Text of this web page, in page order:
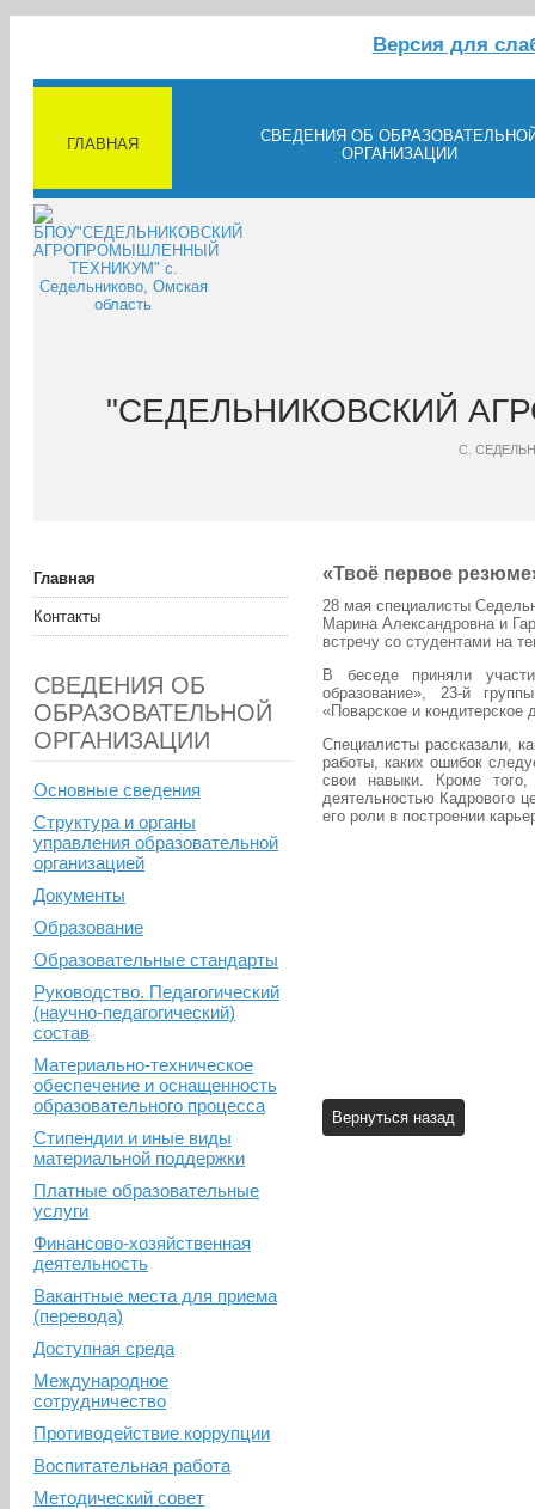
Версия для
ГЛАВНАЯ
СВЕДЕНИЯ ОБ
ОРГАНИЗАЦИИ
"СЕДЕЛЬНИКОВСКИЙ
С.
Главная
Контакты
СВЕДЕНИЯ ОБ
ОБРАЗОВАТЕЛЬНОЙ
ОРГАНИЗАЦИИ
Основные сведения
Структура и органы
управления образовательной
организацией
Документы
Образование
Образовательные стандарты
Руководство. Педагогический
(научно-педагогический)
состав
Материально-техническое
обеспечение и оснащенность
образовательного процесса
Стипендии и иные виды
материальной поддержки
Платные образовательные
услуги
Финансово-хозяйственная
деятельность
Вакантные места для приема
(перевода)
Доступная среда
Международное
сотрудничество
Противодействие коррупции
Воспитательная работа
Методический совет
«Твоё первое
28 мая специалисты
Марина Александровна и
встречу со студентами на
В беседе приняли
образование», 23-й
«Поварское и кондитерское
Специалисты рассказали,
работы, каких ошибок
свои навыки. Кроме того,
деятельностью Кадрового
его роли в построении